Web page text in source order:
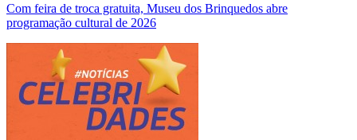
Com feira de troca gratuita, Museu dos Brinquedos abre
programação cultural de 2026